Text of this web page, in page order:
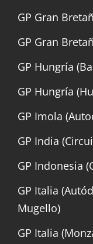
GP Gran
GP Gran
GP Hungría
GP Hungría
GP Imola
GP India
GP Indonesia
GP Italia
Mugello)
GP Italia